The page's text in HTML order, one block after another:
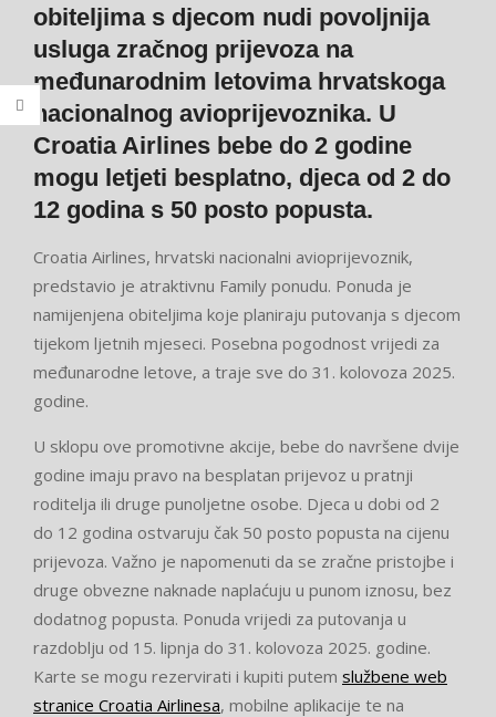
obiteljima s djecom nudi povoljnija
usluga zračnog prijevoza na
međunarodnim letovima hrvatskoga
nacionalnog avioprijevoznika. U
Croatia Airlines bebe do 2 godine
mogu letjeti besplatno, djeca od 2 do
12 godina s 50 posto popusta.
Croatia Airlines, hrvatski nacionalni avioprijevoznik,
predstavio je atraktivnu Family ponudu. Ponuda je
namijenjena obiteljima koje planiraju putovanja s djecom
tijekom ljetnih mjeseci. Posebna pogodnost vrijedi za
međunarodne letove, a traje sve do 31. kolovoza 2025.
godine.
U sklopu ove promotivne akcije, bebe do navršene dvije
godine imaju pravo na besplatan prijevoz u pratnji
roditelja ili druge punoljetne osobe. Djeca u dobi od 2
do 12 godina ostvaruju čak 50 posto popusta na cijenu
prijevoza. Važno je napomenuti da se zračne pristojbe i
druge obvezne naknade naplaćuju u punom iznosu, bez
dodatnog popusta. Ponuda vrijedi za putovanja u
razdoblju od 15. lipnja do 31. kolovoza 2025. godine.
Karte se mogu rezervirati i kupiti putem službene web
stranice Croatia Airlinesa, mobilne aplikacije te na